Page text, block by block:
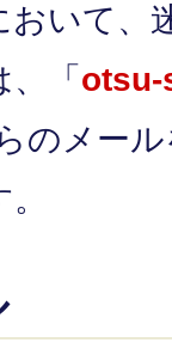
おいて、
「 otsu-
のメー